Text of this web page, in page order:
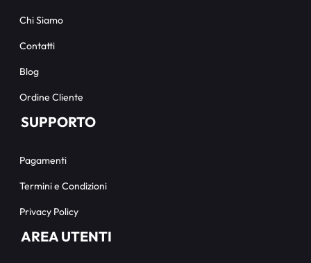
Chi Siamo
Contatti
Blog
Ordine Cliente
SUPPORTO
Pagamenti
Termini e Condizioni
Privacy Policy
AREA UTENTI